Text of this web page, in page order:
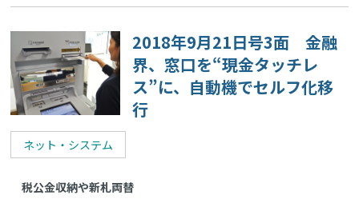
2018年9月21日号3面 金融
界、窓口を“現金タッチレ
ス”に、自動機でセルフ化移
行
ネット・システム
税公金収納や新札両替